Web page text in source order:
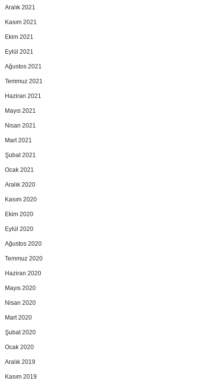
Aralık 2021
Kasım 2021
Ekim 2021
Eylül 2021
Ağustos 2021
Temmuz 2021
Haziran 2021
Mayıs 2021
Nisan 2021
Mart 2021
Şubat 2021
Ocak 2021
Aralık 2020
Kasım 2020
Ekim 2020
Eylül 2020
Ağustos 2020
Temmuz 2020
Haziran 2020
Mayıs 2020
Nisan 2020
Mart 2020
Şubat 2020
Ocak 2020
Aralık 2019
Kasım 2019